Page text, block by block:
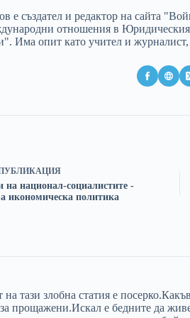
е създател и редактор на сайта
отношения в
Има опит като учител и
на национал-социалистите -
икономическа политика
на тази злобна статия е
прощажени.Искал е бедните да